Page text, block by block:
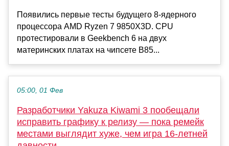
Появились первые тесты будущего 8-ядерного
процессора AMD Ryzen 7 9850X3D. CPU
протестировали в Geekbench 6 на двух
материнских платах на чипсете B85...
05:00, 01 Фев
Разработчики Yakuza Kiwami 3 пообещали
исправить графику к релизу — пока ремейк
местами выглядит хуже, чем игра 16-летней